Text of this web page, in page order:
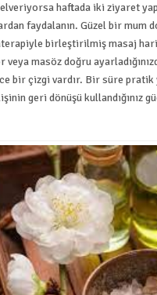
haftada iki ziyaret
faydalanın. Güzel bir mum
birleştirilmiş masaj
veya masöz doğru
bir çizgi vardır. Bir süre pratik
geri dönüşü kullandığınız